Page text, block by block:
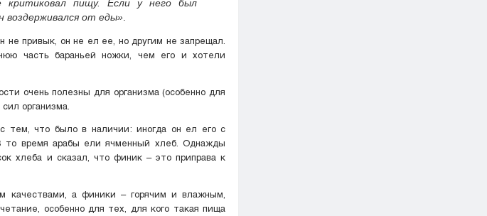
воздерживался от еды»
часть бараньей ножки, чем его и хотели
очень полезны для организма (особенно для
организма.
то время арабы ели ячменный хлеб. Однажды
качествами, а финики – горячим и влажным,
особенно для тех, для кого такая пища